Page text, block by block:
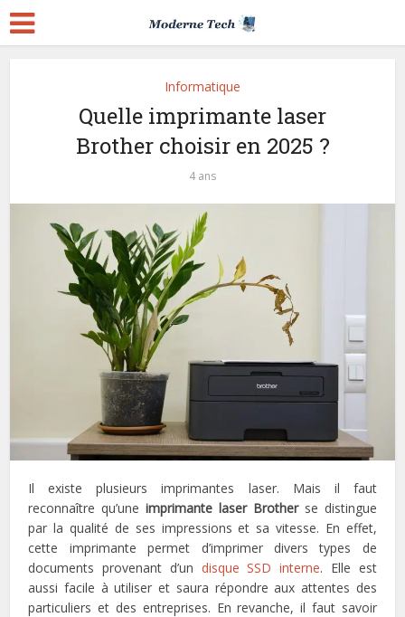
Informatique
Quelle imprimante laser
Brother choisir en 2025 ?
4 ans
Il existe plusieurs imprimantes laser. Mais il faut
reconnaître qu’uneimprimante laser Brotherse distingue
par la qualité de ses impressions et sa vitesse. En effet,
cette imprimante permet d’imprimer divers types de
documents provenant d’un disque SSD interne. Elle est
aussi facile à utiliser et saura répondre aux attentes des
particuliers et des entreprises. En revanche, il faut savoir